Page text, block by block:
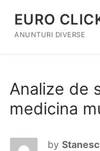
conținut
EURO
ANUNTURI DIVERSE
Analize de
medicina
by